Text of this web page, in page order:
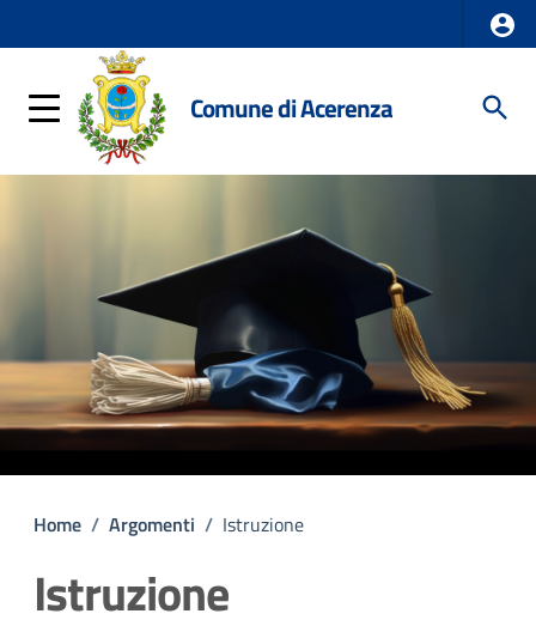
Comune di Acerenza
Home / Argomenti / Istruzione
Istruzione